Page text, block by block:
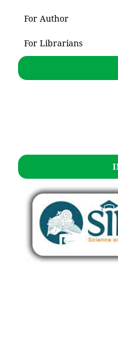
For Author
For Librarians